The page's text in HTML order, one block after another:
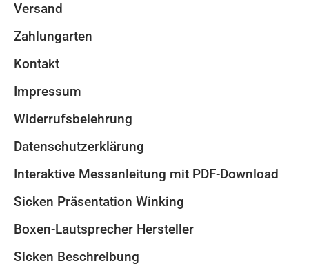
Versand
Zahlungarten
Kontakt
Impressum
Widerrufsbelehrung
Datenschutzerklärung
Interaktive Messanleitung mit PDF-Download
Sicken Präsentation Winking
Boxen-Lautsprecher Hersteller
Sicken Beschreibung